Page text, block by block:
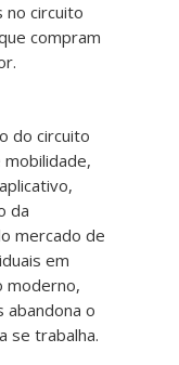
no circuito
compram
do circuito
da
mercado de
em
moderno,
abandona o
se trabalha.